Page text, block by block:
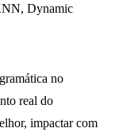
Dynamic
no
real do
impactar com